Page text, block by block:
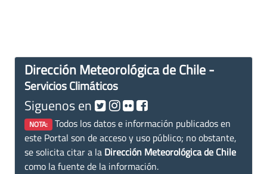
Dirección Meteorológica de Chile -
Servicios Climáticos
Siguenos en
NOTA: Todos los datos e información publicados en
este Portal son de acceso y uso público; no obstante,
se solicita citar a la Dirección Meteorológica de Chile
como la fuente de la información.